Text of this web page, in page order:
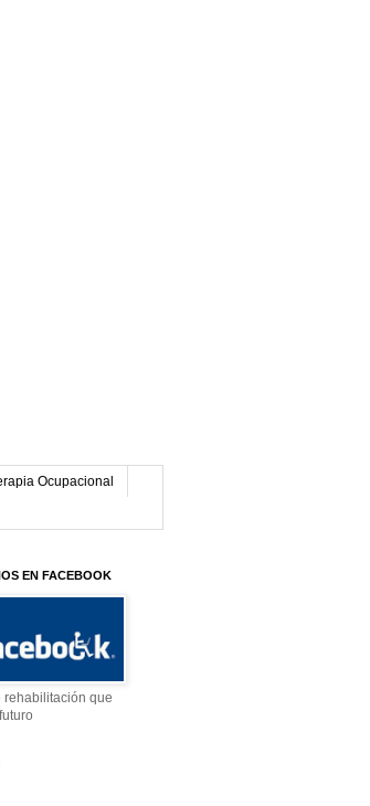
Ocupacional
EN FACEBOOK
rehabilitación que